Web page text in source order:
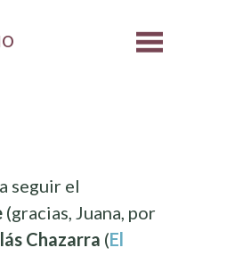
seguir el
(gracias, Juana, por
Chazarra (El